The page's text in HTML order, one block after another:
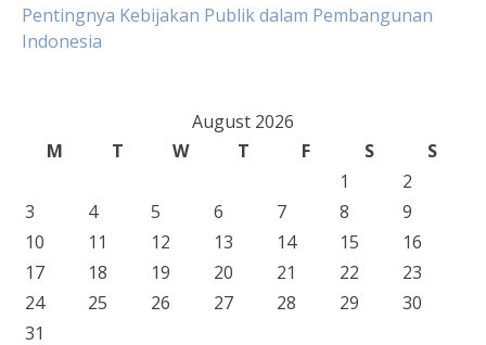
Pentingnya Kebijakan Publik dalam Pembangunan
Indonesia
August 2026
M
T W T F S
S
1
2
3
4 5 6 7 8
9
10
11 12 13 14 15
16
17
18 19 20 21 22
23
24
25 26 27 28 29
30
31